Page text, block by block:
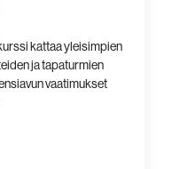
kattaa yleisimpien
ja tapaturmien
vaatimukset